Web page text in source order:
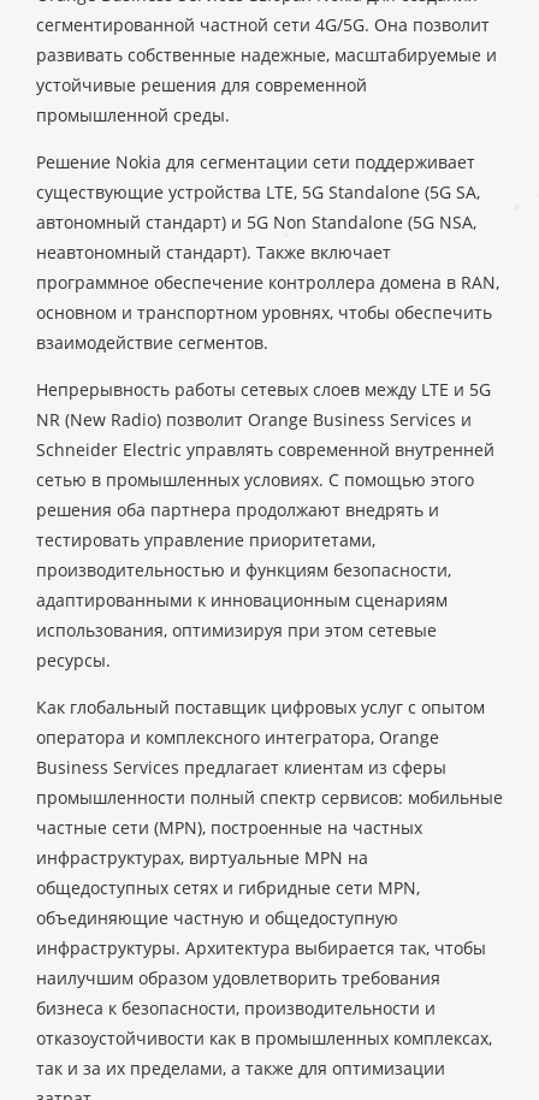
сегментированной частной сети 4G/5G. Она позволит
развивать собственные надежные, масштабируемые и
устойчивые решения для современной
промышленной среды.
Решение Nokia для сегментации сети поддерживает
существующие устройства LTE, 5G Standalone (5G SA,
автономный стандарт) и 5G Non Standalone (5G NSA,
неавтономный стандарт). Также включает
программное обеспечение контроллера домена в RAN,
основном и транспортном уровнях, чтобы обеспечить
взаимодействие сегментов.
Непрерывность работы сетевых слоев между LTE и 5G
NR (New Radio) позволит Orange Business Services и
Schneider Electric управлять современной внутренней
сетью в промышленных условиях. С помощью этого
решения оба партнера продолжают внедрять и
тестировать управление приоритетами,
производительностью и функциям безопасности,
адаптированными к инновационным сценариям
использования, оптимизируя при этом сетевые
ресурсы.
Как глобальный поставщик цифровых услуг с опытом
оператора и комплексного интегратора, Orange
Business Services предлагает клиентам из сферы
промышленности полный спектр сервисов: мобильные
частные сети (MPN), построенные на частных
инфраструктурах, виртуальные MPN на
общедоступных сетях и гибридные сети MPN,
объединяющие частную и общедоступную
инфраструктуры. Архитектура выбирается так, чтобы
наилучшим образом удовлетворить требования
бизнеса к безопасности, производительности и
отказоустойчивости как в промышленных комплексах,
так и за их пределами, а также для оптимизации